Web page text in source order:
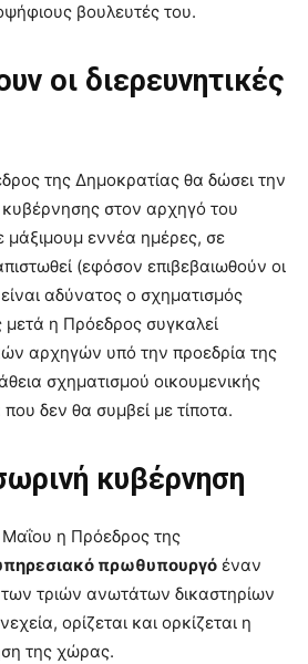
βουλευτές του.
οι διερευνητικές
της Δημοκρατίας θα δώσει την
στον αρχηγό του
εννέα ημέρες, σε
(εφόσον επιβεβαιωθούν οι
αδύνατος ο σχηματισμός
η Πρόεδρος συγκαλεί
αρχηγών υπό την προεδρία της
σχηματισμού οικουμενικής
δεν θα συμβεί με τίποτα.
κυβέρνηση
η Πρόεδρος της
πρωθυπουργό έναν
τριών ανωτάτων δικαστηρίων
ορίζεται και ορκίζεται η
της χώρας.